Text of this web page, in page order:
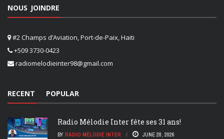
NOUS JOINDRE
#2 Champs d’Aviation, Port-de-Paix, Haiti
+509 3730-0423
radiomelodieinter98@gmail.com
RECENT POPULAR
Radio Mélodie Inter fête ses 31 ans!
BY RADIO MÉLODIE INTER JUNE 28, 2026